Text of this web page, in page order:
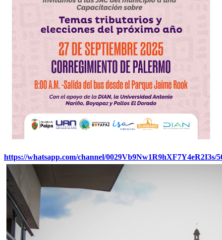
https://whatsapp.com/channel/0029Vb9Nw1R9hXF7Y4eR2I3s/